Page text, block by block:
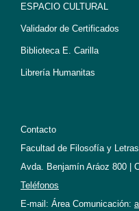
ESPACIO CULTURAL
Validador de Certificados
Biblioteca E. Carilla
Librería Humanitas
Contacto
Facultad de Filosofía y
Avda. Benjamín Aráoz 800 |
Teléfonos
E-mail: Área Comunicación: